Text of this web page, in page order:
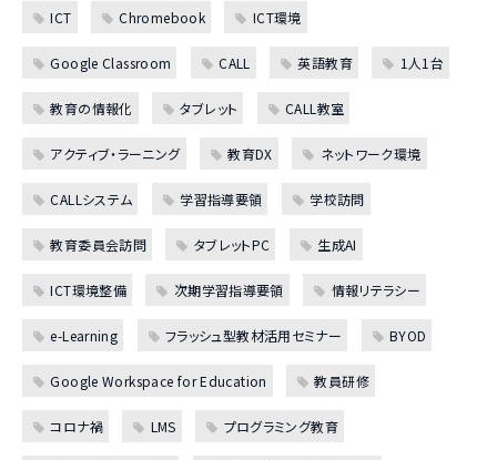
ICT Chromebook ICT環境
Google Classroom CALL 英語教育 1人1台
教育の情報化 タブレット CALL教室
アクティブ・ラーニング 教育DX ネットワーク環境
CALLシステム 学習指導要領 学校訪問
教育委員会訪問 タブレットPC 生成AI
ICT環境整備 次期学習指導要領 情報リテラシー
e-Learning フラッシュ型教材活用セミナー BYOD
Google Workspace for Education 教員研修
コロナ禍 LMS プログラミング教育